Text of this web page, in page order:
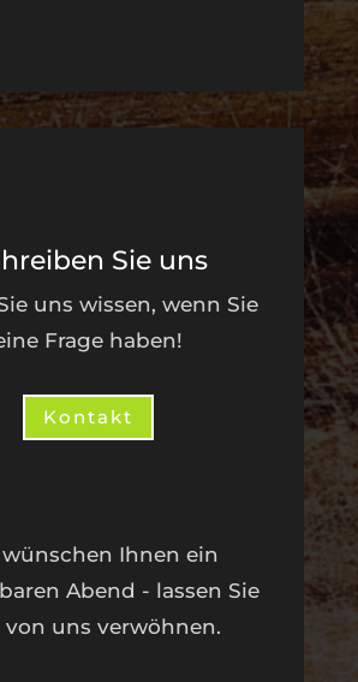
Sie uns
uns wissen, wenn Sie
Frage haben!
Kontakt
Ihnen ein
Abend - lassen Sie
von uns verwöhnen.